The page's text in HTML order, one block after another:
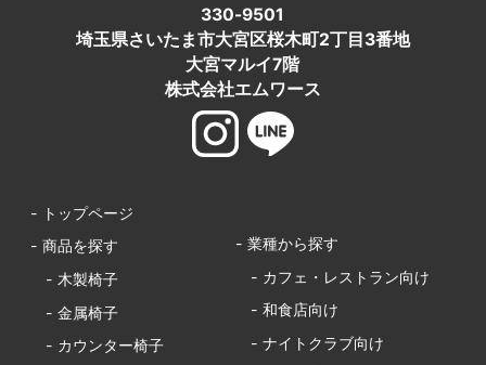
330-9501
埼玉県さいたま市大宮区桜木町2丁目3番地
大宮マルイ7階
株式会社エムワース
- トップページ
- 商品を探す
- 木製椅子
- 金属椅子
- カウンター椅子
- 業種から探す
- カフェ・レストラン向け
- 和食店向け
- ナイトクラブ向け